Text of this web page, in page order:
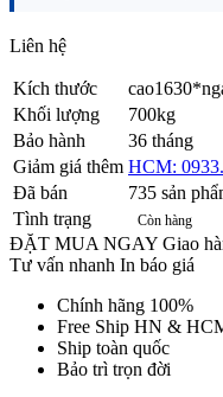
Liên hệ
Kích thước
Khối lượng
700kg
Bảo hành
36 tháng
Giảm giá thêm HCM:
Đã bán
735 sản
Tình trạng
Còn hàng
ĐẶT MUA NGAY Giao
Tư vấn nhanh In báo giá
Chính hãng 100%
Free Ship HN &
Ship toàn quốc
Bảo trì trọn đời